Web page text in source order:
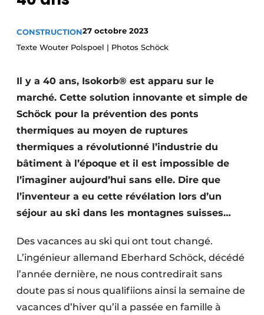
Video’s
Construction bois
Contrôle d’accès
Éclairage
Fondations
Façades
Géotextiles
Infrastructures souterraines et égouttage
Protection solaire
Rénovation
CONSTRUCTION27 octobre 2023
Texte Wouter Polspoel | Photos Schöck
Il y a 40 ans, Isokorb® est apparu sur le
marché. Cette solution innovante et simple de
Schöck pour la prévention des ponts
thermiques au moyen de ruptures
thermiques a révolutionné l’industrie du
bâtiment à l’époque et il est impossible de
l’imaginer aujourd’hui sans elle. Dire que
l’inventeur a eu cette révélation lors d’un
séjour au ski dans les montagnes suisses…
Des vacances au ski qui ont tout changé.
L’ingénieur allemand Eberhard Schöck, décédé
l’année dernière, ne nous contredirait sans
doute pas si nous qualifiions ainsi la semaine de
vacances d’hiver qu’il a passée en famille à